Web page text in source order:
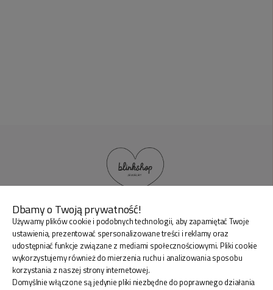
BLINK SHOP Joanna Pradellok, Dominów ul. Brylantowa
18 20-388 Lublin Polska
Dbamy o Twoją prywatność!
Używamy plików cookie i podobnych technologii, aby zapamiętać Twoje
ustawienia, prezentować spersonalizowane treści i reklamy oraz
udostępniać funkcje związane z mediami społecznościowymi. Pliki cookie
wykorzystujemy również do mierzenia ruchu i analizowania sposobu
korzystania z naszej strony internetowej.
Domyślnie włączone są jedynie pliki niezbędne do poprawnego działania